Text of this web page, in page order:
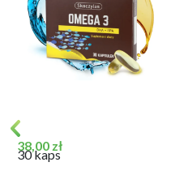
Cena
38,00 zł
30 kaps